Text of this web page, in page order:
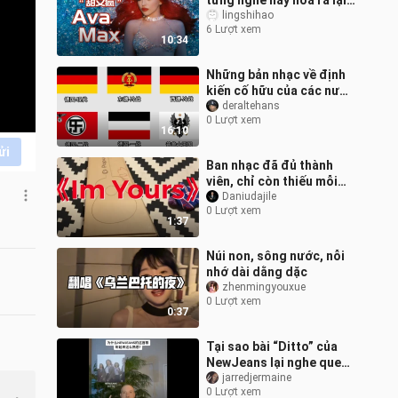
10:34
do cô ấy thể hiện? |
Phỏng vấn độc quyền với
lingshihao
6 Lượt xem
16:10
Những bản nhạc về định
kiến cố hữu của các nước
trên thế giới (kiểu troll
vui nhộn)
deraltehans
0 Lượt xem
1:37
Ban nhạc đã đủ thành
viên, chỉ còn thiếu mỗi
cái tên thôi
Daniudajile
0 Lượt xem
0:37
Núi non, sông nước, nỗi
nhớ dài dằng dặc
zhenmingyouxue
0 Lượt xem
Tại sao bài “Ditto” của
NewJeans lại nghe quen
đến vậy? Bạn có thấy nó
giống với “Talking to the
jarredjermaine
0 Lượt xem